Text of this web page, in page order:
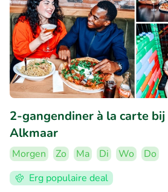
2-gangendiner à la carte
Alkmaar
Morgen Zo Ma Di Wo
Do
Erg populaire deal